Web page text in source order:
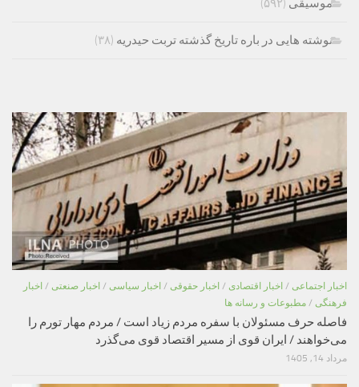
موسیقی (۵۹۲)
نوشته هایی در باره تاریخ گذشته تربت حیدریه (۳۸)
اخبار اجتماعی / اخبار اقتصادی / اخبار حقوقی / اخبار سیاسی / اخبار صنعتی / اخبار
فرهنگی / مطبوعات و رسانه ها
فاصله حرف مسئولان با سفره مردم زیاد است / مردم مهار تورم را
می‌خواهند / ایران قوی از مسیر اقتصاد قوی می‌گذرد
مرداد 14, 1405